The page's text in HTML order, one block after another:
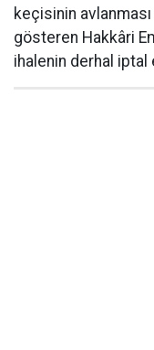
keçisinin
gösteren Hakkâri
ihalenin derhal